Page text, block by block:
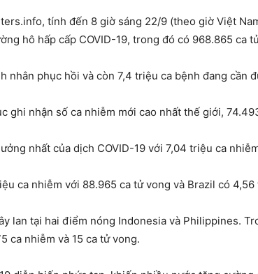
tính đến 8 giờ sáng 22/9 (theo giờ Việt
hô hấp cấp COVID-19, trong đó có 968.865 ca
nhân phục hồi và còn 7,4 triệu ca bệnh đang
ghi nhận số ca nhiễm mới cao nhất thế giới,
nhất của dịch COVID-19 với 7,04 triệu ca
ca nhiễm với 88.965 ca tử vong và Brazil có
lan tại hai điểm nóng Indonesia và Philippines.
ca nhiễm và 15 ca tử vong.